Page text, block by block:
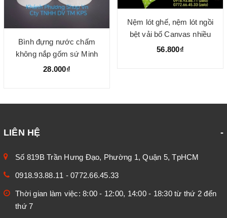
Bình đựng nước chấm
không nắp gốm sứ Minh
Long
28.000₫
Nệm lót ghế, nệm lót ngồi
bệt vải bố Canvas nhiều
size, nhiều mẫu
56.800₫
LIÊN HỆ
Số 819B Trần Hưng Đạo, Phường 1, Quận 5, TpHCM
0918.93.88.11 - 0772.66.45.33
Thời gian làm việc: 8:00 - 12:00, 14:00 - 18:30 từ thứ 2 đến
thứ 7